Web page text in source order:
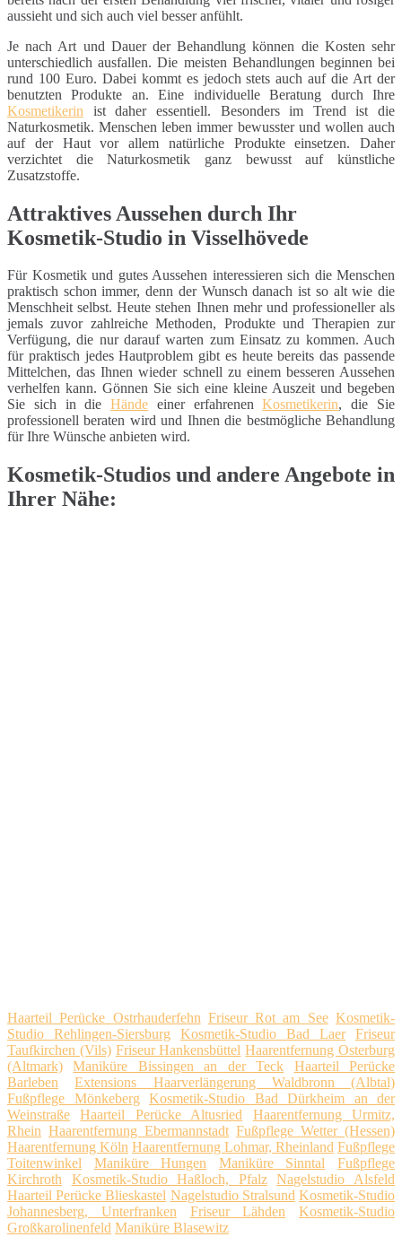
aussieht und sich auch viel besser anfühlt.
Je nach Art und Dauer der Behandlung können die Kosten sehr
unterschiedlich ausfallen. Die meisten Behandlungen beginnen bei
rund 100 Euro. Dabei kommt es jedoch stets auch auf die Art der
benutzten Produkte an. Eine individuelle Beratung durch Ihre
Kosmetikerin ist daher essentiell. Besonders im Trend ist die
Naturkosmetik. Menschen leben immer bewusster und wollen auch
auf der Haut vor allem natürliche Produkte einsetzen. Daher
verzichtet die Naturkosmetik ganz bewusst auf künstliche
Zusatzstoffe.
Attraktives Aussehen durch Ihr
Kosmetik-Studio in Visselhövede
Für Kosmetik und gutes Aussehen interessieren sich die Menschen
praktisch schon immer, denn der Wunsch danach ist so alt wie die
Menschheit selbst. Heute stehen Ihnen mehr und professioneller als
jemals zuvor zahlreiche Methoden, Produkte und Therapien zur
Verfügung, die nur darauf warten zum Einsatz zu kommen. Auch
für praktisch jedes Hautproblem gibt es heute bereits das passende
Mittelchen, das Ihnen wieder schnell zu einem besseren Aussehen
verhelfen kann. Gönnen Sie sich eine kleine Auszeit und begeben
Sie sich in dieHände einer erfahrenenKosmetikerin, die Sie
professionell beraten wird und Ihnen die bestmögliche Behandlung
für Ihre Wünsche anbieten wird.
Kosmetik-Studios und andere Angebote in
Ihrer Nähe:
Haarteil Perücke Ostrhauderfehn Friseur Rot am See Kosmetik-
Studio Rehlingen-Siersburg
Kosmetik-Studio Bad Laer
Friseur
Taufkirchen (Vils) Friseur Hankensbüttel Haarentfernung Osterburg
(Altmark)
Maniküre Bissingen an der Teck
Haarteil Perücke
Barleben
Extensions Haarverlängerung Waldbronn (Albtal)
Fußpflege Mönkeberg
Kosmetik-Studio Bad Dürkheim an der
Weinstraße
Haarteil Perücke Altusried
Haarentfernung Urmitz,
Rhein Haarentfernung Ebermannstadt Fußpflege Wetter (Hessen)
Haarentfernung Köln Haarentfernung Lohmar, Rheinland Fußpflege
Toitenwinkel
Maniküre Hungen Maniküre Sinntal
Fußpflege
Kirchroth
Kosmetik-Studio Haßloch, Pfalz
Nagelstudio Alsfeld
Haarteil Perücke Blieskastel Nagelstudio Stralsund Kosmetik-Studio
Johannesberg, Unterfranken
Friseur Lähden
Kosmetik-Studio
Großkarolinenfeld Maniküre Blasewitz